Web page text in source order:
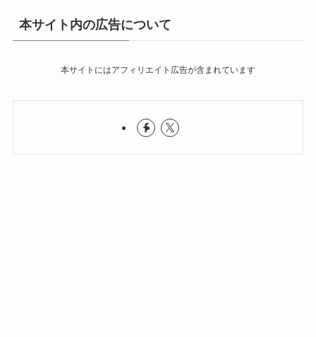
本サイト内の広告について
本サイトにはアフィリエイト広告が含まれています